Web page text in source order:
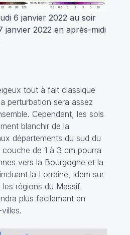
6 janvier 2022 au soir
janvier 2022 en après-midi
tout à fait classique
perturbation sera assez
Cependant, les sols
blanchir de la
départements du sud du
de 1 à 3 cm pourra
vers la Bourgogne et la
la Lorraine, idem sur
régions du Massif
plus facilement en